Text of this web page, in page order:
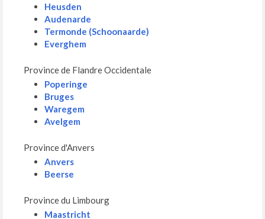
Heusden
Audenarde
Termonde (Schoonaarde)
Everghem
Province de Flandre Occidentale
Poperinge
Bruges
Waregem
Avelgem
Province d'Anvers
Anvers
Beerse
Province du Limbourg
Maastricht